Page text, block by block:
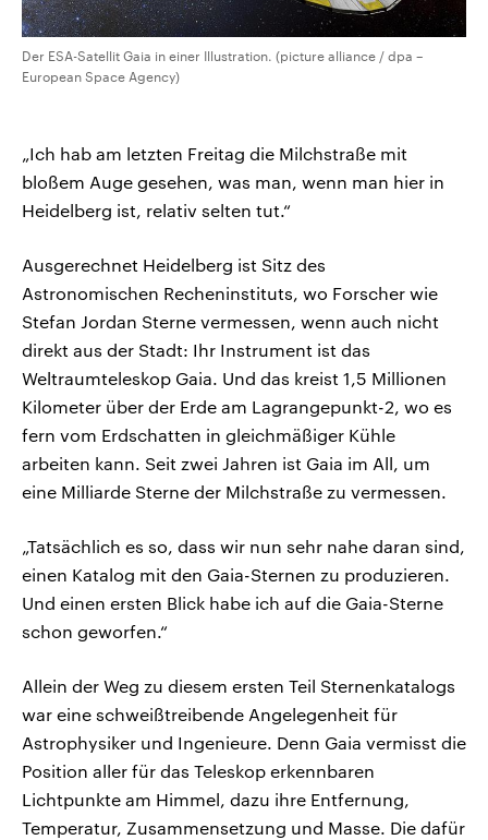
Der ESA-Satellit Gaia in einer Illustration. (picture alliance / dpa –
European Space Agency)
„Ich hab am letzten Freitag die Milchstraße mit
bloßem Auge gesehen, was man, wenn man hier in
Heidelberg ist, relativ selten tut.“
Ausgerechnet Heidelberg ist Sitz des
Astronomischen Recheninstituts, wo Forscher wie
Stefan Jordan Sterne vermessen, wenn auch nicht
direkt aus der Stadt: Ihr Instrument ist das
Weltraumteleskop Gaia. Und das kreist 1,5 Millionen
Kilometer über der Erde am Lagrangepunkt-2, wo es
fern vom Erdschatten in gleichmäßiger Kühle
arbeiten kann. Seit zwei Jahren ist Gaia im All, um
eine Milliarde Sterne der Milchstraße zu vermessen.
„Tatsächlich es so, dass wir nun sehr nahe daran sind,
einen Katalog mit den Gaia-Sternen zu produzieren.
Und einen ersten Blick habe ich auf die Gaia-Sterne
schon geworfen.“
Allein der Weg zu diesem ersten Teil Sternenkatalogs
war eine schweißtreibende Angelegenheit für
Astrophysiker und Ingenieure. Denn Gaia vermisst die
Position aller für das Teleskop erkennbaren
Lichtpunkte am Himmel, dazu ihre Entfernung,
Temperatur, Zusammensetzung und Masse. Die dafür